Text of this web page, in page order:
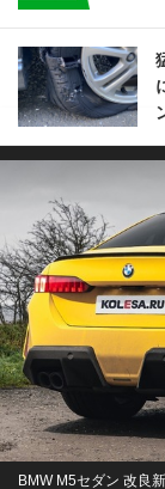
BMW M5セダン 改良